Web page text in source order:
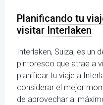
Planificando tu
visitar Interlaken
Interlaken, Suiza, es un
pintoresco que atrae a
planificar tu viaje a
considerar el mejor
de aprovechar al